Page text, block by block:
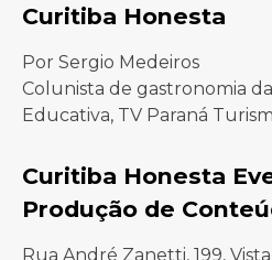
Curitiba Honesta
Por Sergio Medeiros
Colunista de gastronomia
Educativa, TV Paraná
Curitiba Honesta
Produção de
Rua André Zanetti, 199,